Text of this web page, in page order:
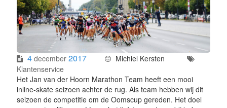
4 december 2017
Michiel Kersten
Klantenservice
Het Jan van der Hoorn Marathon Team heeft een mooi
inline-skate seizoen achter de rug. Als team hebben wij dit
seizoen de competitie om de Oomscup gereden. Het doel